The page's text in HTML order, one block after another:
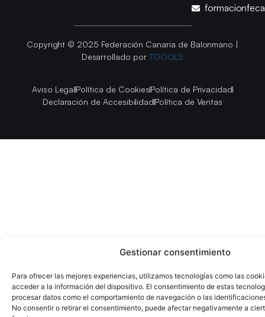
Gestionar consentimiento
Para ofrecer las mejores experiencias, utilizamos tecnologías como las
acceder a la información del dispositivo. El consentimiento de estas
procesar datos como el comportamiento de navegación o las
No consentir o retirar el consentimiento, puede afectar negativamente a
Copyright © 2025 Federación Canaria de Balonmano |
Desarrollado por TOOOLS
Aviso LegalPolítica de CookiesPolítica de Privacidad
Declaración de AccesibilidadPolítica de Ventas